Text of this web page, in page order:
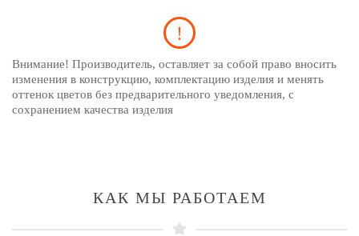
Внимание! Производитель, оставляет за собой право вносить
изменения в конструкцию, комплектацию изделия и менять
оттенок цветов без предварительного уведомления, с
сохранением качества изделия
КАК МЫ РАБОТАЕМ